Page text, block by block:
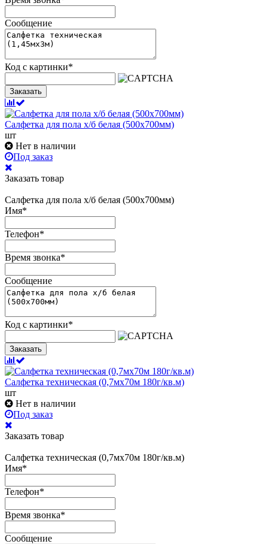
Сообщение
Код с картинки*
Заказать
Салфетка для пола х/б белая (500х700мм)
шт
Нет в наличии
Под заказ
Заказать товар
Салфетка для пола х/б белая (500х700мм)
Имя*
Телефон*
Время звонка*
Сообщение
Код с картинки*
Заказать
Салфетка техническая (0,7мх70м 180г/кв.м)
шт
Нет в наличии
Под заказ
Заказать товар
Салфетка техническая (0,7мх70м 180г/кв.м)
Имя*
Телефон*
Время звонка*
Сообщение